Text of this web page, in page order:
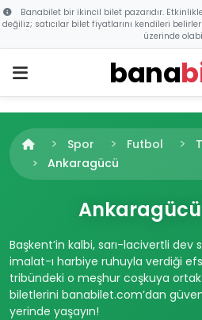
Banabilet bir ikincil bilet pazarıdır.
değiliz; satıcılar bilet fiyatlarını kendileri
üzerinde
bana
Spor Futbol
Ankaragücü
Başkent’in kalbi, sarı-lacivertli dev
imalat-ı harbiye ruhuyla verdiği
tribündeki o meşhur coşkuya
biletlerini banabilet.com’dan
yerinde yaşayın!